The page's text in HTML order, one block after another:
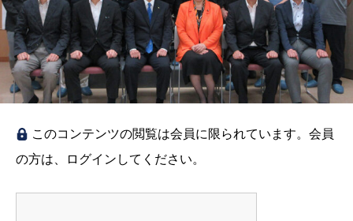
このコンテンツの閲覧は会員に限られています。会員
の方は、ログインしてください。